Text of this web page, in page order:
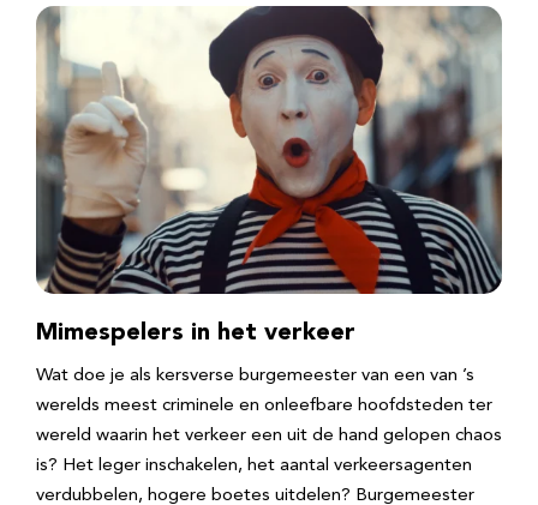
Mimespelers in het verkeer
Wat doe je als kersverse burgemeester van een van ’s
werelds meest criminele en onleefbare hoofdsteden ter
wereld waarin het verkeer een uit de hand gelopen chaos
is? Het leger inschakelen, het aantal verkeersagenten
verdubbelen, hogere boetes uitdelen? Burgemeester